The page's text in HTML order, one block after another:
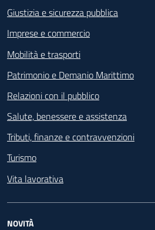
Giustizia e sicurezza pubblica
Imprese e commercio
Mobilità e trasporti
Patrimonio e Demanio Marittimo
Relazioni con il pubblico
Salute, benessere e assistenza
Tributi, finanze e contravvenzioni
Turismo
Vita lavorativa
NOVITÀ